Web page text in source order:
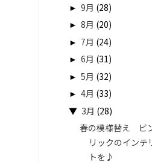
► 9月 (28)
► 8月 (20)
► 7月 (24)
► 6月 (31)
► 5月 (32)
► 4月 (33)
▼ 3月 (28)
春の模様替え ビ
リックのインテ
トを♪